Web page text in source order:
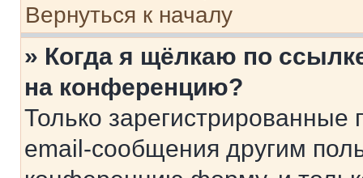
Вернуться к началу
» Когда я щёлкаю по
на конференцию?
Только зарегистрированные
email-сообщения другим